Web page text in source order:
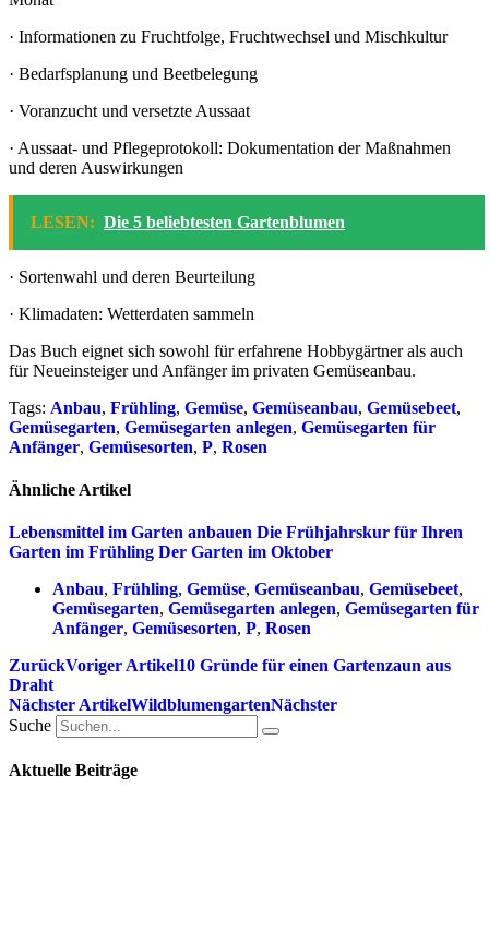
· Informationen zu Fruchtfolge, Fruchtwechsel und Mischkultur
· Bedarfsplanung und Beetbelegung
· Voranzucht und versetzte Aussaat
· Aussaat- und Pflegeprotokoll: Dokumentation der Maßnahmen
und deren Auswirkungen
LESEN: Die 5 beliebtesten Gartenblumen
· Sortenwahl und deren Beurteilung
· Klimadaten: Wetterdaten sammeln
Das Buch eignet sich sowohl für erfahrene Hobbygärtner als auch
für Neueinsteiger und Anfänger im privaten Gemüseanbau.
Tags: Anbau, Frühling, Gemüse, Gemüseanbau, Gemüsebeet,
Gemüsegarten, Gemüsegarten anlegen, Gemüsegarten für
Anfänger, Gemüsesorten, P, Rosen
Ähnliche Artikel
Lebensmittel im Garten anbauen Die Frühjahrskur für Ihren
Garten im Frühling Der Garten im Oktober
Anbau, Frühling, Gemüse, Gemüseanbau, Gemüsebeet,
Gemüsegarten, Gemüsegarten anlegen, Gemüsegarten für
Anfänger, Gemüsesorten, P, Rosen
ZurückVoriger Artikel10 Gründe für einen Gartenzaun aus
Draht
Nächster ArtikelWildblumengartenNächster
Suche
Aktuelle Beiträge